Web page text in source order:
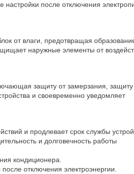
после отключения
от влаги, предотвращая
наружные элементы от
защиту от замерзания, защиту
и своевременно уведомляет
и продлевает срок службы
и долговечность работы
кондиционера.
отключения электроэнергии.